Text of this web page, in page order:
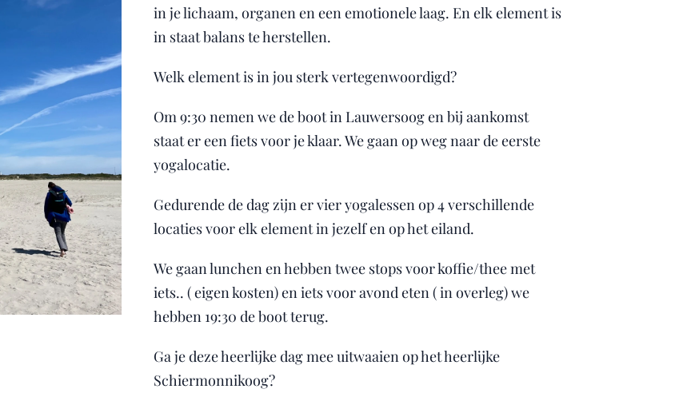
in je lichaam, organen en een emotionele laag. En elk element is
in staat balans te herstellen.
Welk element is in jou sterk vertegenwoordigd?
Om 9:30 nemen we de boot in Lauwersoog en bij aankomst
staat er een fiets voor je klaar. We gaan op weg naar de eerste
yogalocatie.
Gedurende de dag zijn er vier yogalessen op 4 verschillende
locaties voor elk element in jezelf en op het eiland.
We gaan lunchen en hebben twee stops voor koffie/thee met
iets.. ( eigen kosten) en iets voor avond eten ( in overleg) we
hebben 19:30 de boot terug.
Ga je deze heerlijke dag mee uitwaaien op het heerlijke
Schiermonnikoog?